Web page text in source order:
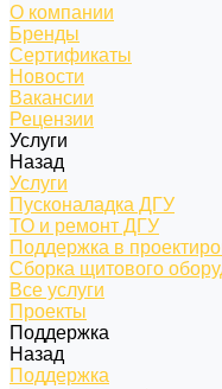
О компании
Бренды
Сертификаты
Новости
Вакансии
Рецензии
Услуги
Назад
Услуги
Пусконаладка ДГУ
ТО и ремонт ДГУ
Поддержка в
Сборка щитового
Все услуги
Проекты
Поддержка
Назад
Поддержка